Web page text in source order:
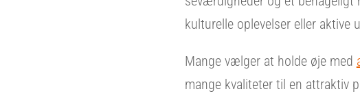
kulturelle oplevelser eller aktive
Mange vælger at holde øje med
mange kvaliteter til en attraktiv